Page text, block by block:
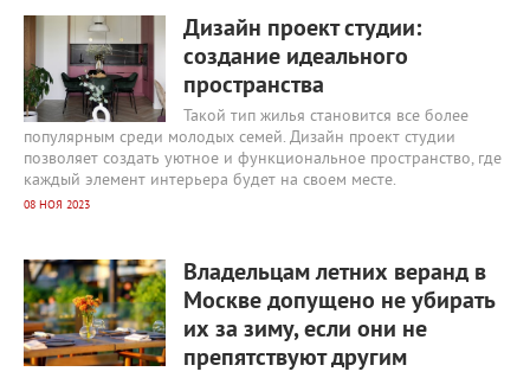
Дизайн проект студии:
создание идеального
пространства
Такой тип жилья становится все более
популярным среди молодых семей. Дизайн проект студии
позволяет создать уютное и функциональное пространство, где
каждый элемент интерьера будет на своем месте.
08 НОЯ 2023
Владельцам летних веранд в
Москве допущено не убирать
их за зиму, если они не
препятствуют другим